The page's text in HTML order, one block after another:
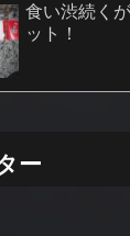
食い渋続く
ット！
ー